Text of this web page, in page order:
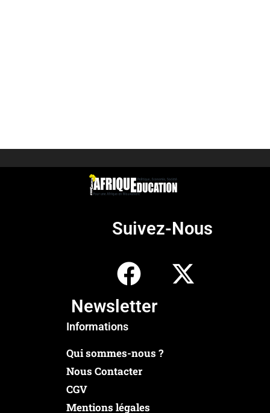
Suivez-Nous
Newsletter
Informations
Qui sommes-nous ?
Nous Contacter
CGV
Mentions légales